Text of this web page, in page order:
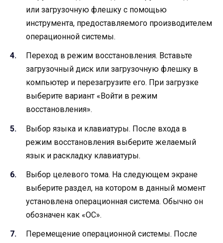
или загрузочную флешку с помощью
инструмента, предоставляемого производителем
операционной системы.
Переход в режим восстановления. Вставьте
загрузочный диск или загрузочную флешку в
компьютер и перезагрузите его. При загрузке
выберите вариант «Войти в режим
восстановления».
Выбор языка и клавиатуры. После входа в
режим восстановления выберите желаемый
язык и раскладку клавиатуры.
Выбор целевого тома. На следующем экране
выберите раздел, на котором в данный момент
установлена операционная система. Обычно он
обозначен как «ОС».
Перемещение операционной системы. После